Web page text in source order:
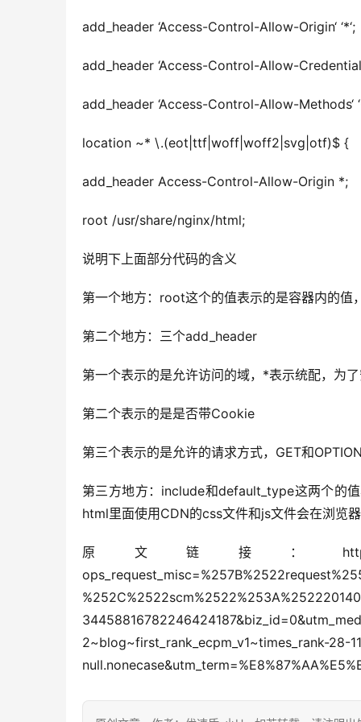
add_header ‘Access-Control-Allow-Origin‘ ‘*‘;
add_header ‘Access-Control-Allow-
add_header ‘Access-Control-Allow-Methods‘
location ~* \.(eot|ttf|woff|woff2|svg|otf)$ {
add_header Access-Control-Allow-Origin *;
root /usr/share/nginx/html;
说明下上面部分代码的含义
第一个地方：root这个的值表示的是容器内的值
第二个地方：三个add_header
第一个表示的是允许访问的域，*表示统配，为
第二个表示的是是否带Cookie
第三个表示的是允许的请求方式，GET和
第三方地方：include和default_type这两个的
html里面使用CDN的css文件和js文件会在浏览
原文链接：https://
2~blog~first_rank_ecpm_v1~times_rank-28-